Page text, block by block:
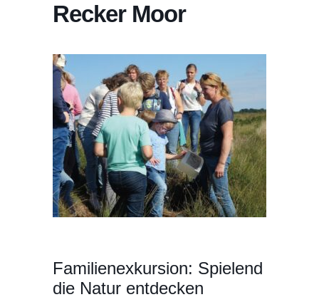
Recker Moor
Fami­li­en­ex­kur­si­on: Spie­lend
die Natur entdecken